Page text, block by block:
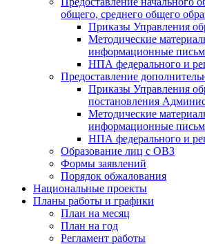
общего, среднего общего
Приказы Управления
Методические
информационные
НПА федерального и
Предоставление
Приказы Управления
постановления
Методические
информационные
НПА федерального и
Образование лиц с ОВЗ
Формы заявлений
Порядок обжалования
Национальные проекты
Планы работы и графики
План на месяц
План на год
Регламент работы